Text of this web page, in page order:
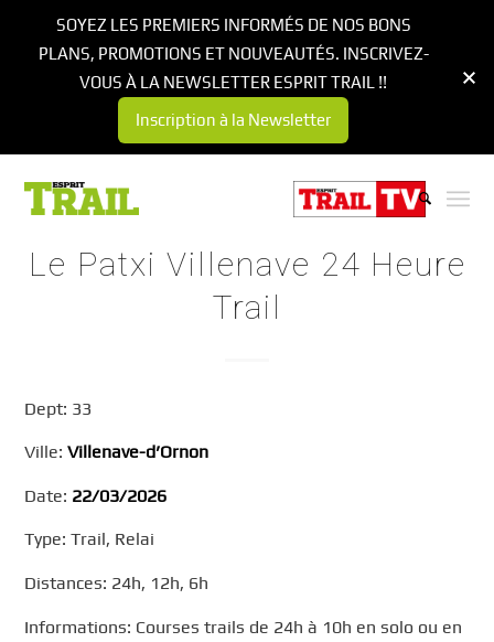
Le Patxi Villenave 24 Heure
Trail
Dept: 33
Ville:Villenave-d’Ornon
Date: 22/03/2026
Type: Trail, Relai
Distances: 24h, 12h, 6h
Informations: Courses trails de 24h à 10h en solo ou en
SOYEZ LES PREMIERS INFORMÉS DE NOS BONS
PLANS, PROMOTIONS ET NOUVEAUTÉS. INSCRIVEZ-
VOUS À LA NEWSLETTER ESPRIT TRAIL !!
Inscription à la Newsletter